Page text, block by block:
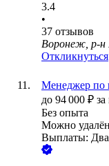
3.4
•
37 отзывов
Воронеж, р-н
Откликнуться
Менеджер по
до 94 000 ₽ за
Без опыта
Можно
Выплаты: Два